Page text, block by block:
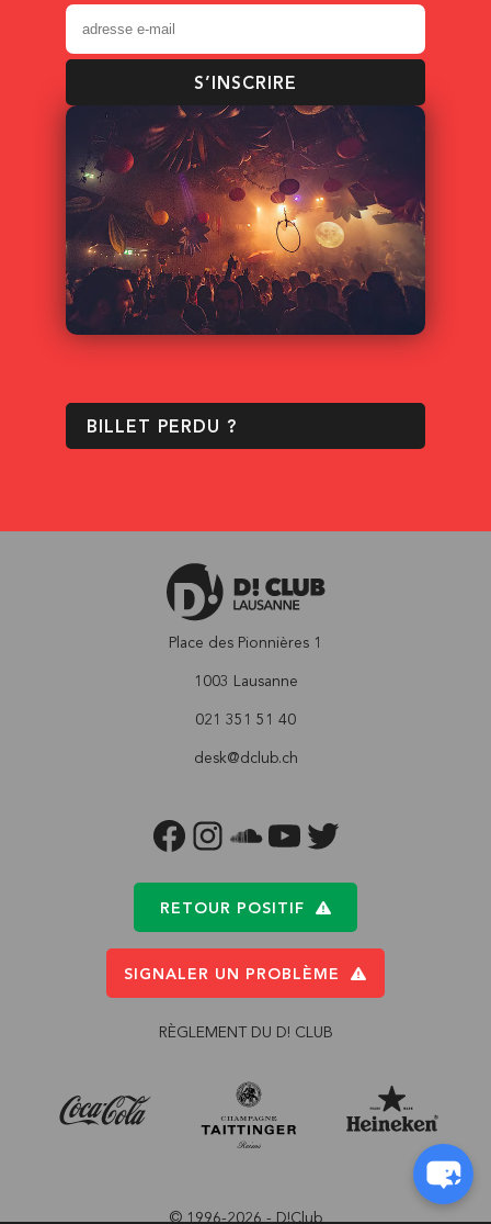
S’INSCRIRE
BILLET PERDU ?
Place des Pionnières 1
1003 Lausanne
021 351 51 40
desk@dclub.ch
FACEBOOKINSTAGRAM
SOUNDCLOUD
YOUTUBETWITTER
RETOUR POSITIF
SIGNALER UN PROBLÈME
RÈGLEMENT DU D! CLUB
© 1996-2026 - D!Club